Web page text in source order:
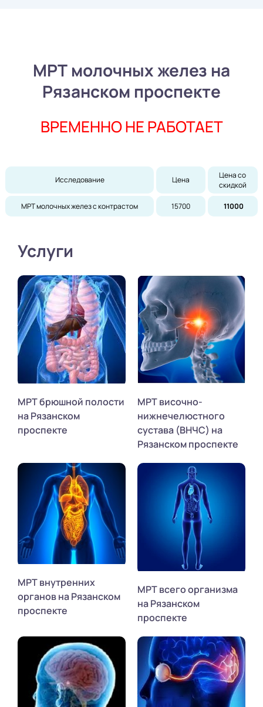
МРТ молочных желез на
Рязанском проспекте
ВРЕМЕННО НЕ РАБОТАЕТ
Исследование Цена
Цена со
скидкой
МРТ молочных желез с контрастом 15700 11000
Услуги
МРТ брюшной полости
на Рязанском
проспекте
МРТ височно-
нижнечелюстного
сустава (ВНЧС) на
Рязанском проспекте
МРТ внутренних
органов на Рязанском
проспекте
МРТ всего организма
на Рязанском
проспекте